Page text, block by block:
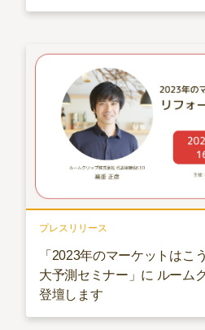
プレスリリース
「2023年のマーケットはこ
大予測セミナー」に ルーム
登壇します